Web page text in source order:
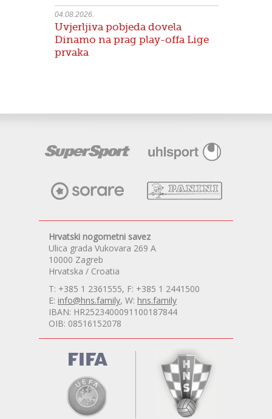
04.08.2026.
Uvjerljiva pobjeda dovela
Dinamo na prag play-offa Lige
prvaka
Hrvatski nogometni savez
Ulica grada Vukovara 269 A
10000 Zagreb
Hrvatska / Croatia
T: +385 1 2361555, F: +385 1 2441500
E: info@hns.family, W: hns.family
IBAN: HR2523400091100187844
OIB: 08516152078